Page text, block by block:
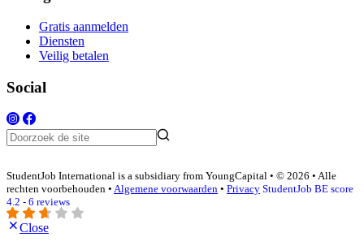
Gratis aanmelden
Diensten
Veilig betalen
Social
StudentJob International is a subsidiary from YoungCapital • © 2026 • Alle
rechten voorbehouden • Algemene voorwaarden • Privacy StudentJob BE score
4.2 - 6 reviews
Close